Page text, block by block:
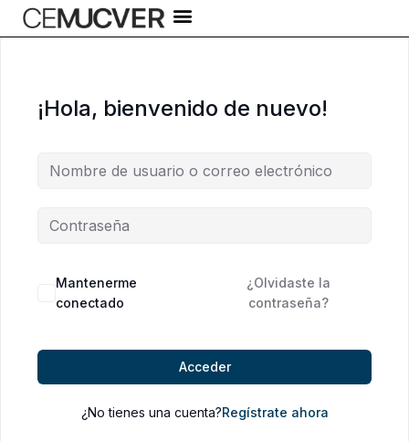
al
¡Hola, bienvenido de nuevo!
Alternative:
Mantenerme
conectado
¿Olvidaste la
contraseña?
Acceder
¿No tienes una cuenta?Regístrate ahora